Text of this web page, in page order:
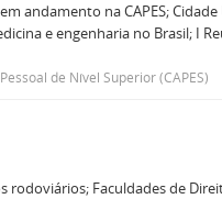
andamento na CAPES;
e engenharia no Brasil; I
de Nível Superior (CAPES)
rodoviários; Faculdades de